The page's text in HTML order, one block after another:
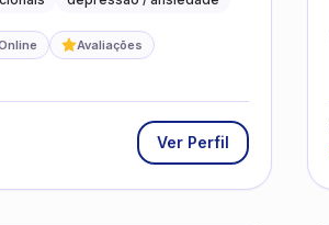
Avaliações
Ver Perfil